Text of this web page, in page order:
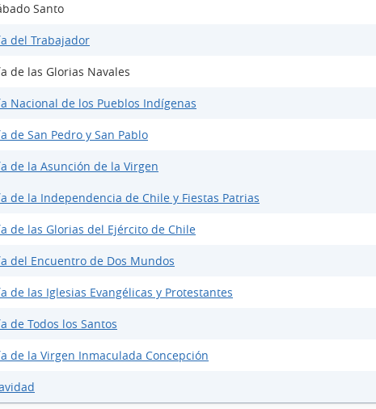
Santo
del Trabajador
de las Glorias Navales
Nacional de los Pueblos Indígenas
de San Pedro y San Pablo
de la Asunción de la Virgen
de la Independencia de Chile y Fiestas Patrias
de las Glorias del Ejército de Chile
del Encuentro de Dos Mundos
de las Iglesias Evangélicas y Protestantes
de Todos los Santos
de la Virgen Inmaculada Concepción